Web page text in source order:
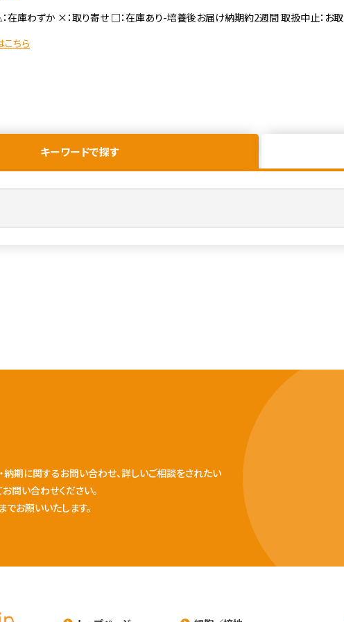
在庫わずか ×：取り寄せ □：在庫あり-培養後お届け納期約2週間 取扱中止：お取
ちら
キーワードで探す
納期に関するお問い合わせ、詳しいご相談をされたい
問い合わせください。
お願いいたします。